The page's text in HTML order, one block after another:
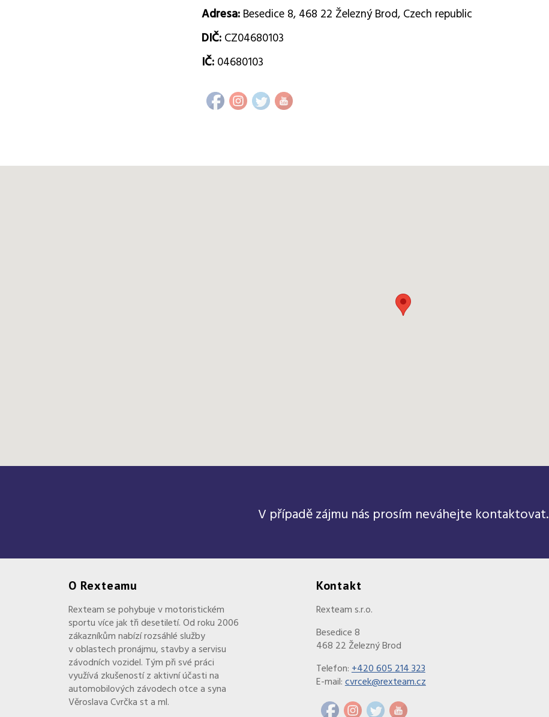
Adresa: Besedice 8, 468 22 Železný Brod, Czech republic
DIČ: CZ04680103
IČ: 04680103
V případě zájmu nás prosím neváhejte kontaktovat.
O Rexteamu
Rexteam se pohybuje v motoristickém
sportu více jak tři desetiletí. Od roku 2006
zákazníkům nabízí rozsáhlé služby
v oblastech pronájmu, stavby a servisu
závodních vozidel. Tým při své práci
využívá zkušeností z aktivní účasti na
automobilových závodech otce a syna
Věroslava Cvrčka st a ml.
Kontakt
Rexteam s.r.o.
Besedice 8
468 22 Železný Brod
Telefon:+420 605 214 323
E-mail:cvrcek@rexteam.cz